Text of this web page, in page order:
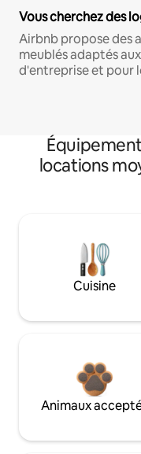
Vous cherchez des
Airbnb propose des
meublés adaptés
d'entreprise et pour
locations
Cuisine
Animaux